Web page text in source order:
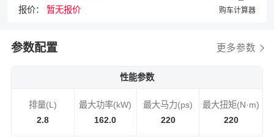
报价： 暂无报价 购车计算器
参数配置 更多参数
性能参数
排量(L)
2.8
最大功率(kW)
162.0
最大马力(ps)
220
最大扭矩(N·m)
220